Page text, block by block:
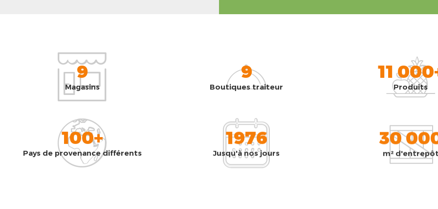
9
Magasins
9
Boutiques traiteur
11
Produits
100+
Pays de provenance différents
1976
Jusqu'à nos jours
30
m²